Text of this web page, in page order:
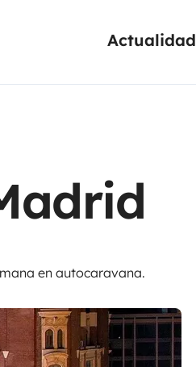
Actualidad
en autocaravana.